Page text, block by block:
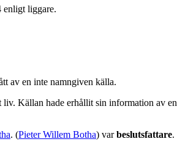
enligt liggare.
av en inte namngiven källa.
Källan hade erhållit sin information av
. (Pieter Willem Botha) varbeslutsfattare.